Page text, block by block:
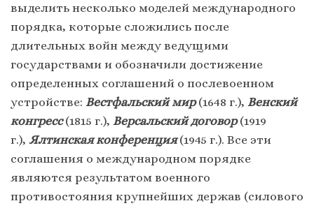
выделить несколько моделей международного
порядка, которые сложились после
длительных войн между ведущими
государствами и обозначили достижение
определенных соглашений о послевоенном
устройстве: Вестфальский мир(1648 г.), Венский
конгресс(1815 г.), Версальский договор(1919
г.), Ялтинская конференция(1945 г.). Все эти
соглашения о международном порядке
являются результатом военного
противостояния крупнейших держав (силового